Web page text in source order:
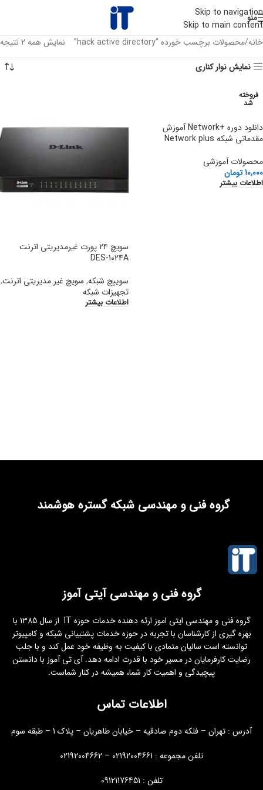
Skip to navigation
Skip to main content
منو
خانه محصولات برچسب خورده “hack active directory”
نمایش همه 2 نتیجه
نمایش نوار کناری
فروخته
شد
دانلود دوره +Network آموزش
مقدماتی شبکه Network plus
محصولات آموزشی
10,000تومان
اطلاعات بیشتر
سویچ ۲۴ پورت غیرمدیریتی اترنت
DES-1024A
سوییچ شبکه, سویچ غیر مدیریتی اترنت,
تجهیزات شبکه
اطلاعات بیشتر
گروه فنی و مهندسی شبکه گستره هوشمند
گروه فنی و مهندسی آیتی آموز
گروه فنی و مهندسی ایتی اموز ارئه دهنده خدمات حوزه IT از سال 1385 با
بهره گیری از کارشناسان با تجربه در حوزه خدمات پشتیبانی شبکه و کامپیوتر
توانسته است سالیان متمادی با کیفیت به وظیفه خود عمل کند و با جلب
رضایت کارفرمایان در مسیر خود با قدرت ادامه دهد. آی تی آموز با دانستن
پیچیدگی و اهمیت کار شما، همیشه در کنار شماست.
اطلاعات تماس
آدرس : تهران – فلکه دوم صادقیه – خیابان طاهریان – پلاک 1 – طبقه سوم
تلفن مجموعه : 02192004661 – 02192004662
تلفن : 09121176451